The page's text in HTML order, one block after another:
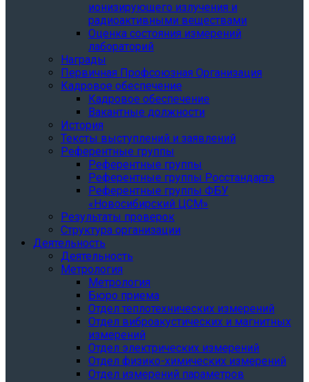
ионизирующего излучения и
радиоактивными веществами
Оценка состояния измерений
лабораторий
Награды
Первичная Профсоюзная Организация
Кадровое обеспечение
Кадровое обеспечение
Вакантные должности
История
Тексты выступлений и заявлений
Референтные группы
Референтные группы
Референтные группы Росстандарта
Референтные группы ФБУ
«Новосибирский ЦСМ»
Результаты проверок
Структура организации
Деятельность
Деятельность
Метрология
Метрология
Бюро приема
Отдел теплотехнических измерений
Отдел виброакустических и магнитных
измерений
Отдел электрических измерений
Отдел физико-химических измерений
Отдел измерений параметров